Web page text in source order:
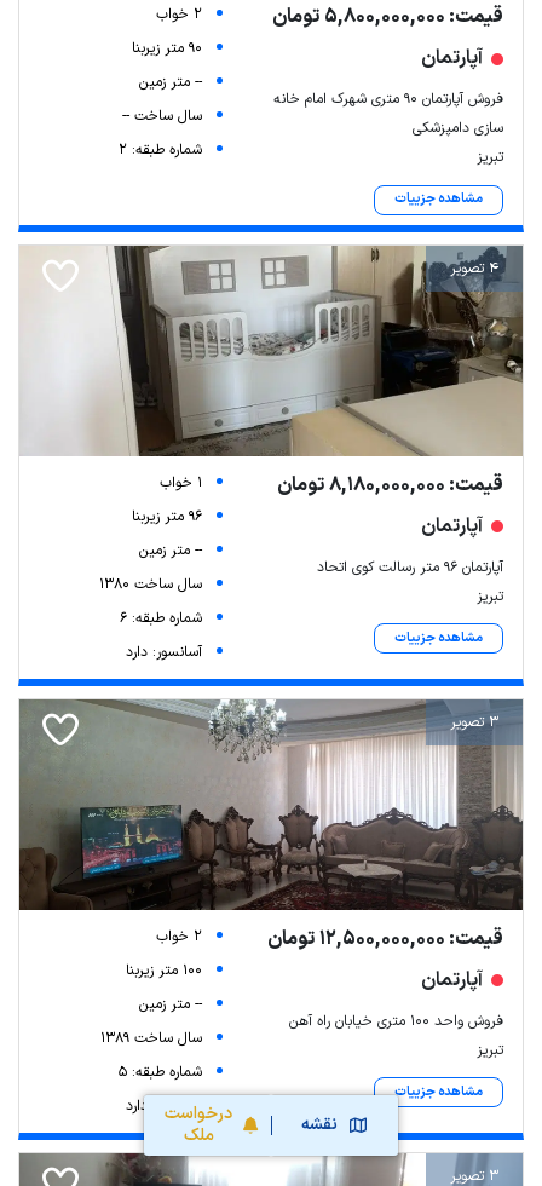
نقشه
درخواست
ملک
قیمت: 5,800,000,000 تومان
آپارتمان
فروش آپارتمان ۹۰ متری شهرک امام خانه
سازی دامپزشکی
تبریز
مشاهده جزییات
2 خواب
90 متر زیربنا
-- متر زمین
سال ساخت --
شماره طبقه: 2
4 تصویر
قیمت: 8,180,000,000 تومان
آپارتمان
آپارتمان ۹۶ متر رسالت کوی اتحاد
تبریز
مشاهده جزییات
1 خواب
96 متر زیربنا
-- متر زمین
سال ساخت 1380
شماره طبقه: 6
آسانسور: دارد
3 تصویر
قیمت: 12,500,000,000 تومان
آپارتمان
فروش واحد ۱۰۰ متری خیابان راه آهن
تبریز
مشاهده جزییات
2 خواب
100 متر زیربنا
-- متر زمین
سال ساخت 1389
شماره طبقه: 5
آسانسور: دارد
3 تصویر